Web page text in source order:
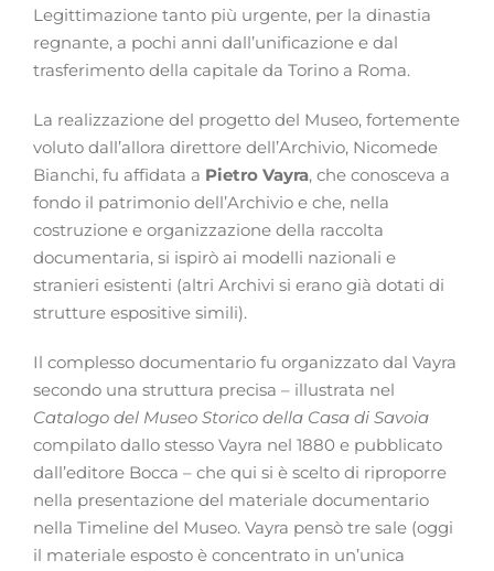
Legittimazione tanto più urgente, per la dinastia
regnante, a pochi anni dall’unificazione e dal
trasferimento della capitale da Torino a Roma.
La realizzazione del progetto del Museo, fortemente
voluto dall’allora direttore dell’Archivio, Nicomede
Bianchi, fu affidata a Pietro Vayra, che conosceva a
fondo il patrimonio dell’Archivio e che, nella
costruzione e organizzazione della raccolta
documentaria, si ispirò ai modelli nazionali e
stranieri esistenti (altri Archivi si erano già dotati di
strutture espositive simili).
Il complesso documentario fu organizzato dal Vayra
secondo una struttura precisa – illustrata nel
Catalogo del Museo Storico della Casa di Savoia
compilato dallo stesso Vayra nel 1880 e pubblicato
dall’editore Bocca – che qui si è scelto di riproporre
nella presentazione del materiale documentario
nella Timeline del Museo. Vayra pensò tre sale (oggi
il materiale esposto è concentrato in un’unica